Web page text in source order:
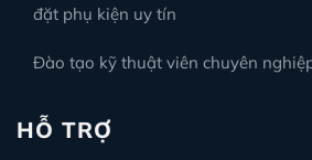
đặt phụ kiện uy tín
Đào tạo kỹ thuật viên chuyên
HỖ TRỢ